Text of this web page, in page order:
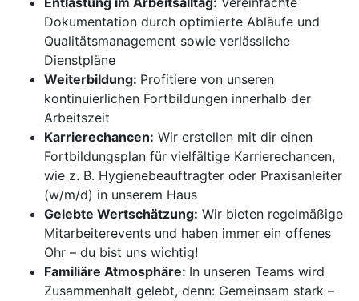
Dokumentation durch optimierte Abläufe und
Qualitätsmanagement sowie verlässliche
Dienstpläne
Weiterbildung: Profitiere von unseren
kontinuierlichen Fortbildungen innerhalb der
Arbeitszeit
Karrierechancen: Wir erstellen mit dir einen
Fortbildungsplan für vielfältige Karrierechancen,
wie z. B. Hygienebeauftragter oder Praxisanleiter
(w/m/d) in unserem Haus
Gelebte Wertschätzung: Wir bieten regelmäßige
Mitarbeiterevents und haben immer ein offenes
Ohr – du bist uns wichtig!
Familiäre Atmosphäre: In unseren Teams wird
Zusammenhalt gelebt, denn: Gemeinsam stark –